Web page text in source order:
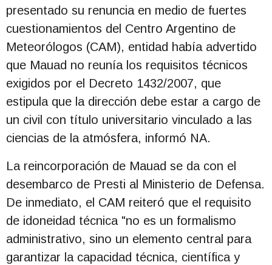
presentado su renuncia en medio de fuertes
cuestionamientos del Centro Argentino de
Meteorólogos (CAM), entidad había advertido
que Mauad no reunía los requisitos técnicos
exigidos por el Decreto 1432/2007, que
estipula que la dirección debe estar a cargo de
un civil con título universitario vinculado a las
ciencias de la atmósfera, informó NA.
La reincorporación de Mauad se da con el
desembarco de Presti al Ministerio de Defensa.
De inmediato, el CAM reiteró que el requisito
de idoneidad técnica "no es un formalismo
administrativo, sino un elemento central para
garantizar la capacidad técnica, científica y